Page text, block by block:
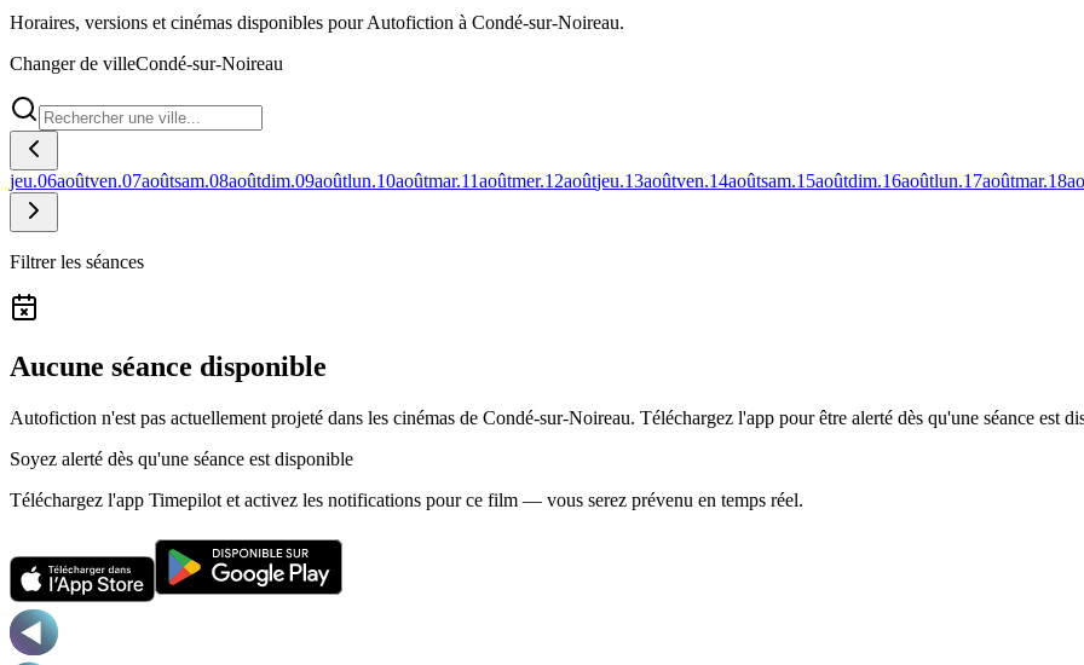
Horaires, versions et cinémas disponibles pour Autofiction à Condé-sur-Noireau.
Changer de villeCondé-sur-Noireau
jeu.06aoûtven.07aoûtsam.08aoûtdim.09aoûtlun.10aoûtmar.11aoûtmer.12aoûtjeu.13aoûtven.14aoûtsam.15aoûtdim.16aoûtlun.17aoûtmar.18
Filtrer les séances
Aucune séance disponible
Autofiction n'est pas actuellement projeté dans les cinémas de Condé-sur-Noireau. Téléchargez l'app pour être alerté dès qu'une séance est
Soyez alerté dès qu'une séance est disponible
Téléchargez l'app Timepilot et activez les notifications pour ce film — vous serez prévenu en temps réel.